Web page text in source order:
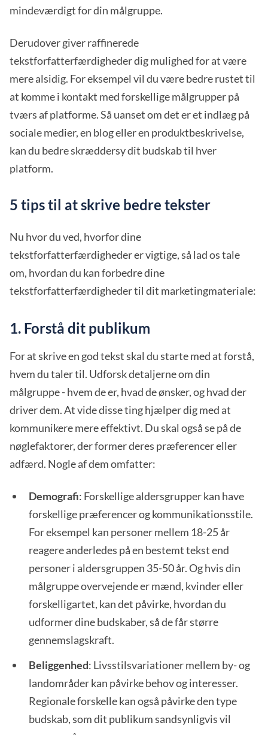
mindeværdigt for din målgruppe.
Derudover giver raffinerede
tekstforfatterfærdigheder dig mulighed for at være
mere alsidig. For eksempel vil du være bedre rustet til
at komme i kontakt med forskellige målgrupper på
tværs af platforme. Så uanset om det er et indlæg på
sociale medier, en blog eller en produktbeskrivelse,
kan du bedre skræddersy dit budskab til hver
platform.
5 tips til at skrive bedre tekster
Nu hvor du ved, hvorfor dine
tekstforfatterfærdigheder er vigtige, så lad os tale
om, hvordan du kan forbedre dine
tekstforfatterfærdigheder til dit marketingmateriale:
1. Forstå dit publikum
For at skrive en god tekst skal du starte med at forstå,
hvem du taler til. Udforsk detaljerne om din
målgruppe - hvem de er, hvad de ønsker, og hvad der
driver dem. At vide disse ting hjælper dig med at
kommunikere mere effektivt. Du skal også se på de
nøglefaktorer, der former deres præferencer eller
adfærd. Nogle af dem omfatter:
Demografi: Forskellige aldersgrupper kan have
forskellige præferencer og kommunikationsstile.
For eksempel kan personer mellem 18-25 år
reagere anderledes på en bestemt tekst end
personer i aldersgruppen 35-50 år. Og hvis din
målgruppe overvejende er mænd, kvinder eller
forskelligartet, kan det påvirke, hvordan du
udformer dine budskaber, så de får større
gennemslagskraft.
Beliggenhed: Livsstilsvariationer mellem by- og
landområder kan påvirke behov og interesser.
Regionale forskelle kan også påvirke den type
budskab, som dit publikum sandsynligvis vil